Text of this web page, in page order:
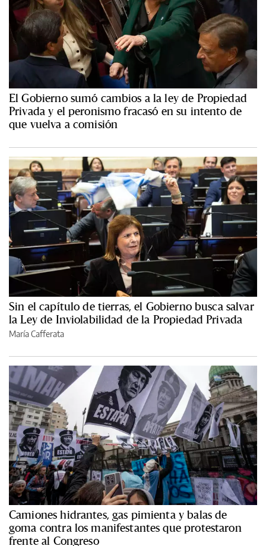
El Gobierno sumó cambios a la ley de Propiedad
Privada y el peronismo fracasó en su intento de
que vuelva a comisión
Sin el capítulo de tierras, el Gobierno busca salvar
la Ley de Inviolabilidad de la Propiedad Privada
María Cafferata
Camiones hidrantes, gas pimienta y balas de
goma contra los manifestantes que protestaron
frente al Congreso